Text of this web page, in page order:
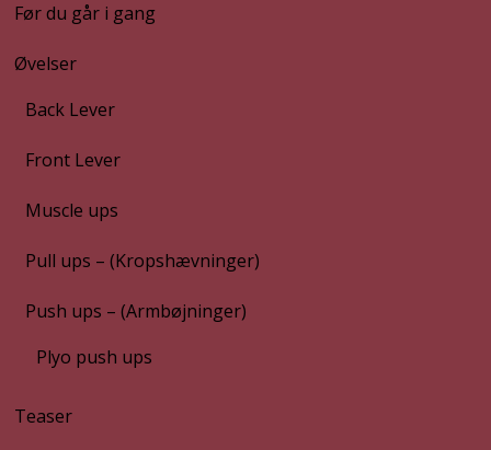
Før du går i gang
Øvelser
Back Lever
Front Lever
Muscle ups
Pull ups – (Kropshævninger)
Push ups – (Armbøjninger)
Plyo push ups
Teaser